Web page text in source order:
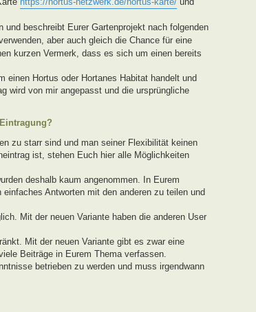
und beschreibt Eurer Gartenprojekt nach folgenden
aber auch gleich die Chance für eine
kurzen Vermerk, dass es sich um einen bereits
einen Hortus oder Hortanes Habitat handelt und
wird von mir angepasst und die ursprüngliche
zu starr sind und man seiner Flexibilität keinen
ist, stehen Euch hier alle Möglichkeiten
deshalb kaum angenommen. In Eurem
Antworten mit den anderen zu teilen und
Mit der neuen Variante haben die anderen User
Mit der neuen Variante gibt es zwar eine
Beiträge in Eurem Thema verfassen.
betrieben zu werden und muss irgendwann